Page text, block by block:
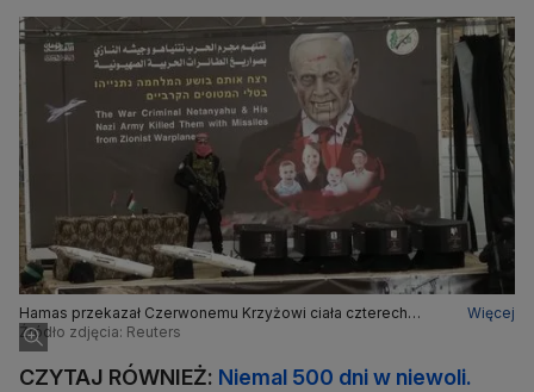
Hamas przekazał Czerwonemu Krzyżowi ciała czterech
izraelskich zakładników w mieście Chan Junus na południu
Strefy Gazy
Więcej
Źródło zdjęcia: Reuters
CZYTAJ RÓWNIEŻ: Niemal 500 dni w niewoli.